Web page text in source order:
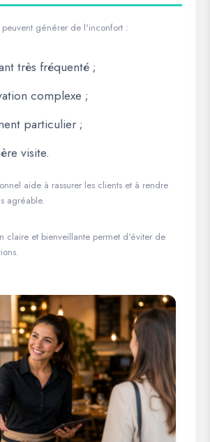
peuvent générer de l'inconfort :
très fréquenté ;
complexe ;
particulier ;
visite.
aide à rassurer les clients et à rendre
agréable.
claire et bienveillante permet d'éviter de